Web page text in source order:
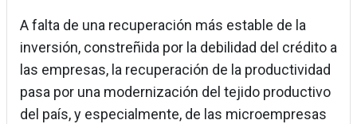
A falta de una recuperación más estable de la
inversión, constreñida por la debilidad del crédito a
las empresas, la recuperación de la productividad
pasa por una modernización del tejido productivo
del país, y especialmente, de las microempresas